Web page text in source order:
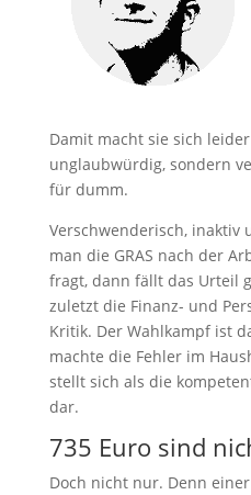
Damit macht sie sich
unglaubwürdig, sondern
für dumm.
Verschwenderisch, inaktiv
man die GRAS nach der
fragt, dann fällt das Urteil
zuletzt die Finanz- und
Kritik. Der Wahlkampf ist
machte die Fehler im
stellt sich als die
dar.
735 Euro sind
Doch nicht nur. Denn